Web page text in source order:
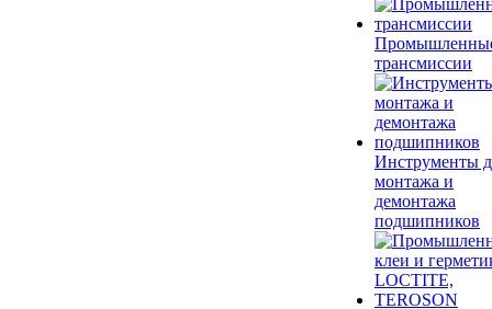
трансмиссии
Инструменты
монтажа и
демонтажа
подшипников